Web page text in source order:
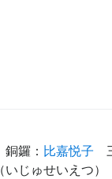
銅鑼 ： 比嘉悦子
（いじゅせいえつ）